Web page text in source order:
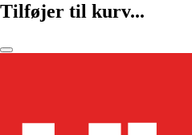
Tilføjer til kurv...